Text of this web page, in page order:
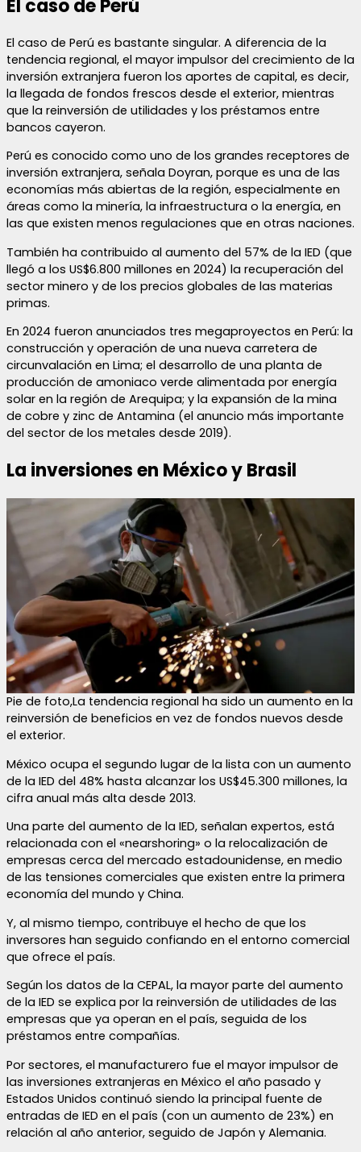
El caso de Perú
El caso de Perú es bastante singular. A diferencia de la
tendencia regional, el mayor impulsor del crecimiento de la
inversión extranjera fueron los aportes de capital, es decir,
la llegada de fondos frescos desde el exterior, mientras
que la reinversión de utilidades y los préstamos entre
bancos cayeron.
Perú es conocido como uno de los grandes receptores de
inversión extranjera, señala Doyran, porque es una de las
economías más abiertas de la región, especialmente en
áreas como la minería, la infraestructura o la energía, en
las que existen menos regulaciones que en otras naciones.
También ha contribuido al aumento del 57% de la IED (que
llegó a los US$6.800 millones en 2024) la recuperación del
sector minero y de los precios globales de las materias
primas.
En 2024 fueron anunciados tres megaproyectos en Perú: la
construcción y operación de una nueva carretera de
circunvalación en Lima; el desarrollo de una planta de
producción de amoniaco verde alimentada por energía
solar en la región de Arequipa; y la expansión de la mina
de cobre y zinc de Antamina (el anuncio más importante
del sector de los metales desde 2019).
La inversiones en México y Brasil
Pie de foto,La tendencia regional ha sido un aumento en la
reinversión de beneficios en vez de fondos nuevos desde
el exterior.
México ocupa el segundo lugar de la lista con un aumento
de la IED del 48% hasta alcanzar los US$45.300 millones, la
cifra anual más alta desde 2013.
Una parte del aumento de la IED, señalan expertos, está
relacionada con el «nearshoring» o la relocalización de
empresas cerca del mercado estadounidense, en medio
de las tensiones comerciales que existen entre la primera
economía del mundo y China.
Y, al mismo tiempo, contribuye el hecho de que los
inversores han seguido confiando en el entorno comercial
que ofrece el país.
Según los datos de la CEPAL, la mayor parte del aumento
de la IED se explica por la reinversión de utilidades de las
empresas que ya operan en el país, seguida de los
préstamos entre compañías.
Por sectores, el manufacturero fue el mayor impulsor de
las inversiones extranjeras en México el año pasado y
Estados Unidos continuó siendo la principal fuente de
entradas de IED en el país (con un aumento de 23%) en
relación al año anterior, seguido de Japón y Alemania.